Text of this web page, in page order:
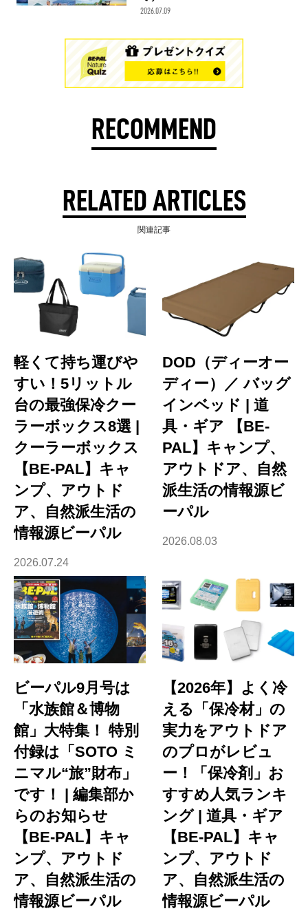
2026.07.09
RECOMMEND
RELATED ARTICLES
関連記事
軽くて持ち運びや
すい！5リットル
台の最強保冷クー
ラーボックス8選 |
クーラーボックス
【BE-PAL】キャ
ンプ、アウトド
ア、自然派生活の
情報源ビーパル
2026.07.24
DOD（ディーオー
ディー）／ バッグ
インベッド | 道
具・ギア 【BE-
PAL】キャンプ、
アウトドア、自然
派生活の情報源ビ
ーパル
2026.08.03
ビーパル9月号は
「水族館＆博物
館」大特集！ 特別
付録は「SOTO ミ
ニマル“旅”財布」
です！ | 編集部か
らのお知らせ
【BE-PAL】キャ
ンプ、アウトド
ア、自然派生活の
情報源ビーパル
【2026年】よく冷
える「保冷材」の
実力をアウトドア
のプロがレビュ
ー！「保冷剤」お
すすめ人気ランキ
ング | 道具・ギア
【BE-PAL】キャ
ンプ、アウトド
ア、自然派生活の
情報源ビーパル